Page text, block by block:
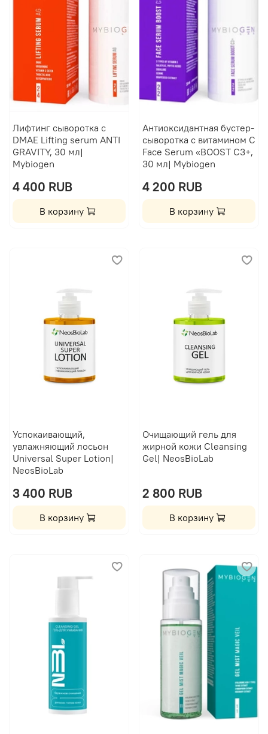
Лифтинг сыворотка с
DMAE Lifting serum ANTI
GRAVITY, 30 мл|
Mybiogen
4 400 RUB
В корзину
Антиоксидантная бустер-
сыворотка с витамином C
Face Serum «BOOST C3+,
30 мл| Mybiogen
4 200 RUB
В корзину
Успокаивающий,
увлажняющий лосьон
Universal Super Lotion|
NeosBioLab
3 400 RUB
В корзину
Очищающий гель для
жирной кожи Сleansing
Gel| NeosBioLab
2 800 RUB
В корзину